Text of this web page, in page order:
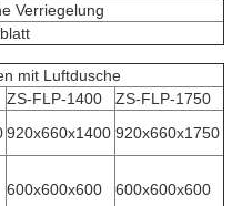
Verriegelung
mit Luftdusche
ZS-FLP-1400
ZS-FLP-1750
920x660x1400 920x660x1750
600x600x600 600x600x600